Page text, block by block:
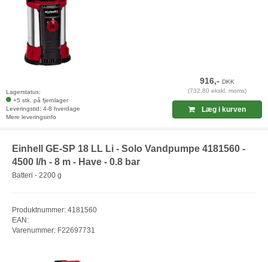
Lagerstatus:
+5 stk. på fjernlager
Leveringstid: 4-8 hverdage
Mere leveringsinfo
916,-DKK
(732,80 ekskl. moms)
Læg i kurven
Einhell GE-SP 18 LL Li - Solo Vandpumpe 4181560 -
4500 l/h - 8 m - Have - 0.8 bar
Batteri - 2200 g
Produktnummer: 4181560
EAN:
Varenummer: F22697731